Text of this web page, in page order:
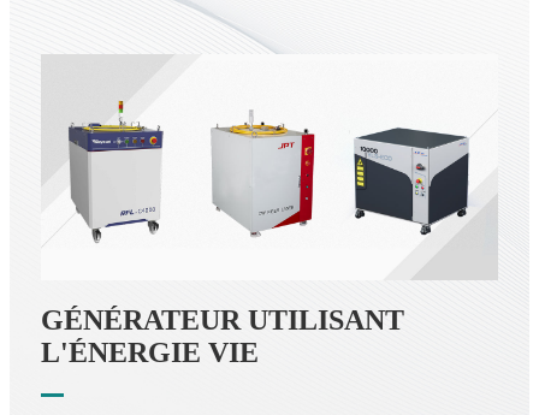
GÉNÉRATEUR UTILISANT
L'ÉNERGIE VIE